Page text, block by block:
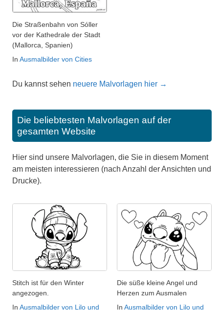
Die Straßenbahn von Sóller
vor der Kathedrale der Stadt
(Mallorca, Spanien)
In Ausmalbilder von Cities
Du kannst sehen neuere Malvorlagen hier →
Die beliebtesten Malvorlagen auf der
gesamten Website
Hier sind unsere Malvorlagen, die Sie in diesem Moment
am meisten interessieren (nach Anzahl der Ansichten und
Drucke).
Stitch ist für den Winter
angezogen.
In Ausmalbilder von Lilo und
Die süße kleine Angel und
Herzen zum Ausmalen
In Ausmalbilder von Lilo und